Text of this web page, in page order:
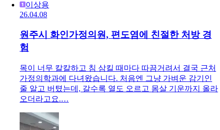
이상용
26.04.08
원주시 화인가정의원, 편도염에 친절한 처방 경
험
목이 너무 칼칼하고 침 삼킬 때마다 따끔거려서 결국 근처
가정의학과에 다녀왔습니다. 처음엔 그냥 가벼운 감기인
줄 알고 버텼는데, 갈수록 열도 오르고 몸살 기운까지 올라
오더라고요.…